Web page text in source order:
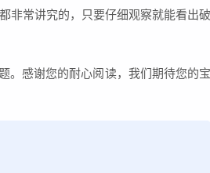
非常讲究的，只要仔细观察就能看出破
。感谢您的耐心阅读，我们期待您的宝